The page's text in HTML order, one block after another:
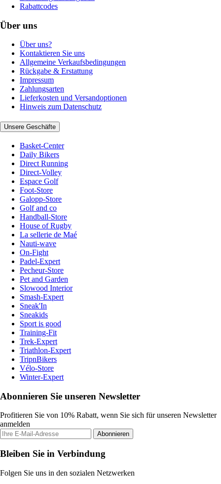
Rabattcodes
Über uns
Über uns?
Kontaktieren Sie uns
Allgemeine Verkaufsbedingungen
Rückgabe & Erstattung
Impressum
Zahlungsarten
Lieferkosten und Versandoptionen
Hinweis zum Datenschutz
Unsere Geschäfte
Basket-Center
Daily Bikers
Direct Running
Direct-Volley
Espace Golf
Foot-Store
Galopp-Store
Golf and co
Handball-Store
House of Rugby
La sellerie de Maé
Nauti-wave
On-Fight
Padel-Expert
Pecheur-Store
Pet and Garden
Slowood Interior
Smash-Expert
Sneak'In
Sneakids
Sport is good
Training-Fit
Trek-Expert
Triathlon-Expert
TripnBikers
Vélo-Store
Winter-Expert
Abonnieren Sie unseren Newsletter
Profitieren Sie von 10% Rabatt, wenn Sie sich für unseren Newsletter
anmelden
Abonnieren
Bleiben Sie in Verbindung
Folgen Sie uns in den sozialen Netzwerken